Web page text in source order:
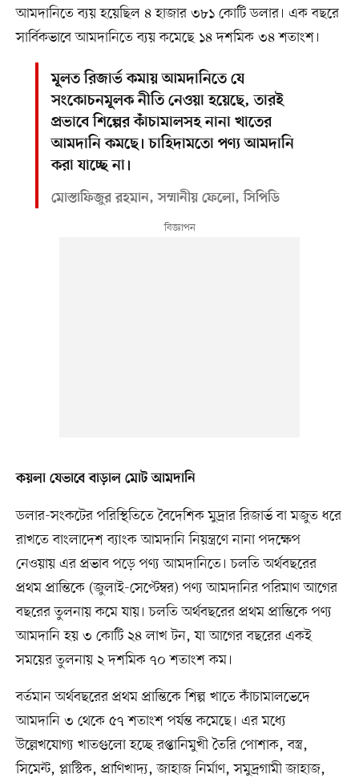
আমদানিতে ব্যয় হয়েছিল ৪ হাজার ৩৮১ কোটি ডলার। এক বছরে
সার্বিকভাবে আমদানিতে ব্যয় কমেছে ১৪ দশমিক ৩৪ শতাংশ।
মূলত রিজার্ভ কমায় আমদানিতে যে
সংকোচনমূলক নীতি নেওয়া হয়েছে, তারই
প্রভাবে শিল্পের কাঁচামালসহ নানা খাতের
আমদানি কমছে। চাহিদামতো পণ্য আমদানি
করা যাচ্ছে না।
মোস্তাফিজুর রহমান, সম্মানীয় ফেলো, সিপিডি
কয়লা যেভাবে বাড়াল মোট আমদানি
ডলার-সংকটের পরিস্থিতিতে বৈদেশিক মুদ্রার রিজার্ভ বা মজুত ধরে
রাখতে বাংলাদেশ ব্যাংক আমদানি নিয়ন্ত্রণে নানা পদক্ষেপ
নেওয়ায় এর প্রভাব পড়ে পণ্য আমদানিতে। চলতি অর্থবছরের
প্রথম প্রান্তিকে (জুলাই-সেপ্টেম্বর) পণ্য আমদানির পরিমাণ আগের
বছরের তুলনায় কমে যায়। চলতি অর্থবছরের প্রথম প্রান্তিকে পণ্য
আমদানি হয় ৩ কোটি ২৪ লাখ টন, যা আগের বছরের একই
সময়ের তুলনায় ২ দশমিক ৭০ শতাংশ কম।
বর্তমান অর্থবছরের প্রথম প্রান্তিকে শিল্প খাতে কাঁচামালভেদে
আমদানি ৩ থেকে ৫৭ শতাংশ পর্যন্ত কমেছে। এর মধ্যে
উল্লেখযোগ্য খাতগুলো হচ্ছে রপ্তানিমুখী তৈরি পোশাক, বস্ত্র,
সিমেন্ট, প্লাস্টিক, প্রাণিখাদ্য, জাহাজ নির্মাণ, সমুদ্রগামী জাহাজ,